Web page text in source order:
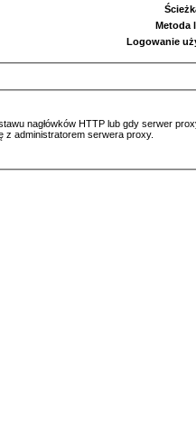
Metoda
Logowanie
nagłówków HTTP lub gdy serwer
z administratorem serwera proxy.